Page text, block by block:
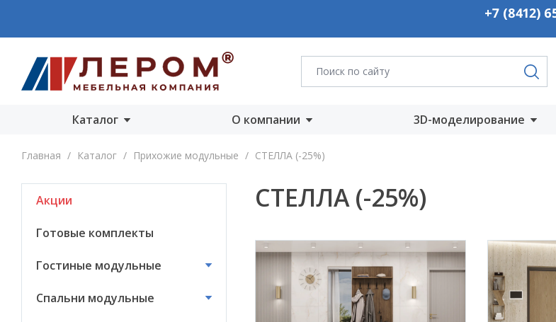
+7 (8412)
Каталог
Акции
Детские модульные
Прихожие
О компании
О компании
Награды
Новости
Вакансии
3D-моделирование
Главная / Каталог / Прихожие модульные / СТЕЛЛА (-25%)
Акции
Готовые комплекты
Гостиные модульные
Спальни модульные
СТЕЛЛА (-25%)